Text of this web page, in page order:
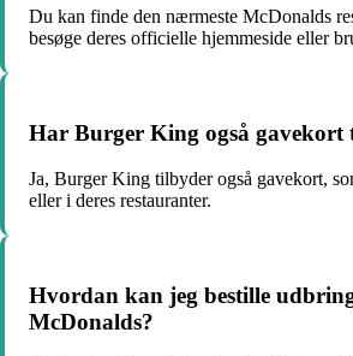
Du kan finde den nærmeste McDonalds
besøge deres officielle hjemmeside eller
Har Burger King også gavekort
Ja, Burger King tilbyder også gavekort,
eller i deres restauranter.
Hvordan kan jeg bestille
McDonalds?